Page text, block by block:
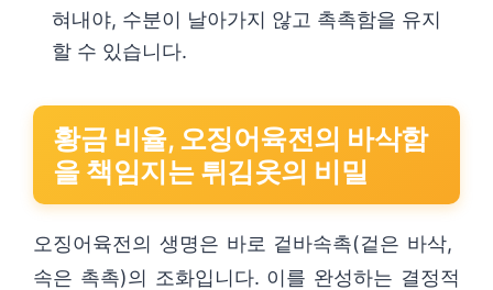
혀내야, 수분이 날아가지 않고 촉촉함을 유지
할 수 있습니다.
황금 비율, 오징어육전의 바삭함
을 책임지는 튀김옷의 비밀
오징어육전의 생명은 바로 겉바속촉(겉은 바삭,
속은 촉촉)의 조화입니다. 이를 완성하는 결정적